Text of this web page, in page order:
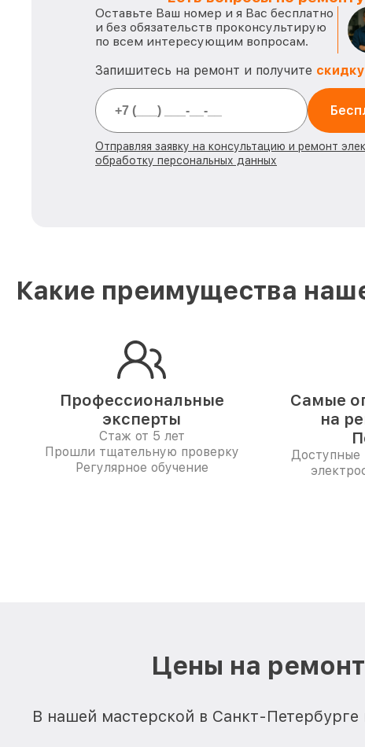
Оставьте Ваш номер и я Вас бесплатно
и без обязательств проконсультирую
по всем интересующим вопросам.
Запишитесь на ремонт и получите
Отправляя заявку на консультацию и ремонт
обработку персональных данных
Какие преимущества
Профессиональные
эксперты
Стаж от 5 лет
Прошли тщательную проверку
Регулярное обучение
Самые
на
Доступные
Цены на
В нашей мастерской в Санкт-